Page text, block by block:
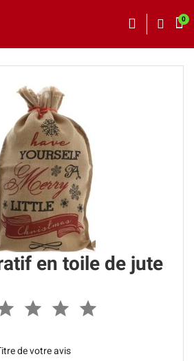
en toile de jute
de votre avis